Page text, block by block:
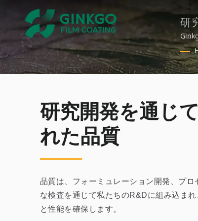
研
ン企
も導
研究開発を通じ
れた品質
品質は、フォーミュレーション開発、プロ
な検査を通じて私たちのR&Dに組み込ま
と性能を確保します。